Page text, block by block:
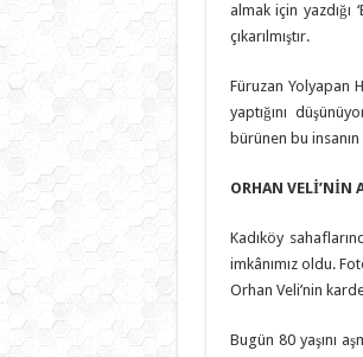
almak için yazdığı
çıkarılmıştır.
Füruzan Yolyapan
yaptığını
bürünen bu
ORHAN VELİ’NİN
Kadıköy
imkânımız oldu.
Orhan Veli’nin
Bugün 80 yaşını